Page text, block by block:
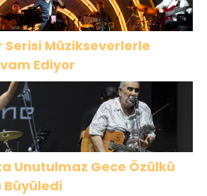
Serisi Müzikseverlerle
Ediyor
Gece Özülkü
Büyüledi